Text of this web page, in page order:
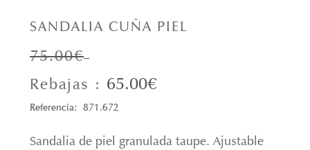
SANDALIA CUÑA PIEL
75.00€
Rebajas : 65.00€
Referencia: 871.672
Sandalia de piel granulada taupe. Ajustable